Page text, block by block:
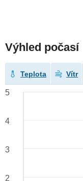
Výhled počasí
Teplota Vítr
5
4
3
2